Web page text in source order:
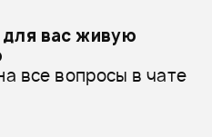
вас живую
все вопросы в чате